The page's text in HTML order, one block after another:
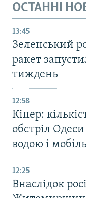
ОСТАННІ
13:45
Зеленський
ракет
тиждень
12:58
Кіпер:
обстріл
водою і
12:25
Внаслідок